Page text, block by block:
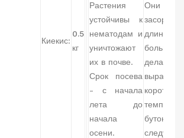
Киекис:
0.5
кг
Растения
устойчивы к
нематодам и
уничтожают
их в почве.
Срок посева
- с начала
лета до
начала
осени.
Они
длинные,
большое
делает
следует